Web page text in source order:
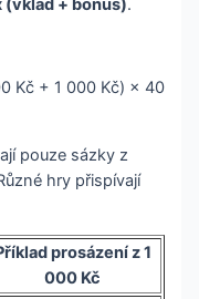
(vklad + bonus).
Kč + 1 000 Kč) × 40
pouze sázky z
hry přispívají
prosázení z 1
000 Kč